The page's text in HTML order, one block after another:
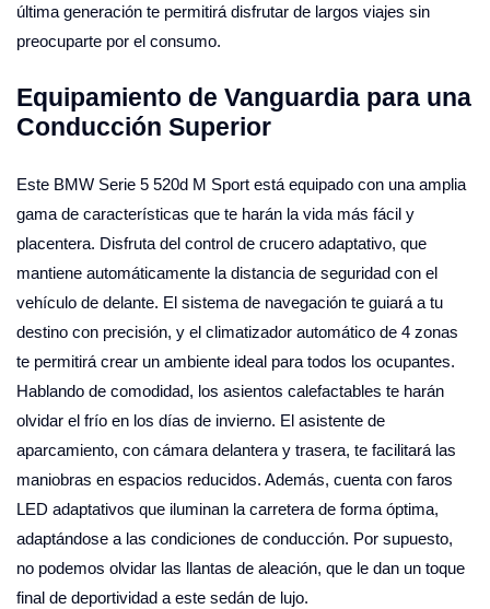
última generación te permitirá disfrutar de largos viajes sin
preocuparte por el consumo.
Equipamiento de Vanguardia para una
Conducción Superior
Este BMW Serie 5 520d M Sport está equipado con una amplia
gama de características que te harán la vida más fácil y
placentera. Disfruta del control de crucero adaptativo, que
mantiene automáticamente la distancia de seguridad con el
vehículo de delante. El sistema de navegación te guiará a tu
destino con precisión, y el climatizador automático de 4 zonas
te permitirá crear un ambiente ideal para todos los ocupantes.
Hablando de comodidad, los asientos calefactables te harán
olvidar el frío en los días de invierno. El asistente de
aparcamiento, con cámara delantera y trasera, te facilitará las
maniobras en espacios reducidos. Además, cuenta con faros
LED adaptativos que iluminan la carretera de forma óptima,
adaptándose a las condiciones de conducción. Por supuesto,
no podemos olvidar las llantas de aleación, que le dan un toque
final de deportividad a este sedán de lujo.